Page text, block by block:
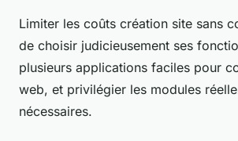
Limiter les coûts création site sans
de choisir judicieusement ses
plusieurs applications faciles pour
web, et privilégier les modules
nécessaires.